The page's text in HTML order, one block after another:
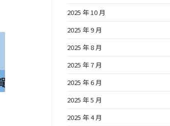
2025 年 10 月
2025 年 9 月
2025 年 8 月
2025 年 7 月
2025 年 6 月
2025 年 5 月
2025 年 4 月